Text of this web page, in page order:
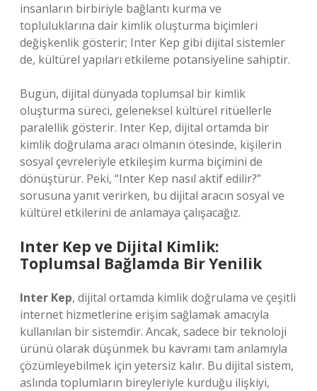
insanların birbiriyle bağlantı kurma ve
topluluklarına dair kimlik oluşturma biçimleri
değişkenlik gösterir; Inter Kep gibi dijital sistemler
de, kültürel yapıları etkileme potansiyeline sahiptir.
Bugün, dijital dünyada toplumsal bir kimlik
oluşturma süreci, geleneksel kültürel ritüellerle
paralellik gösterir. Inter Kep, dijital ortamda bir
kimlik doğrulama aracı olmanın ötesinde, kişilerin
sosyal çevreleriyle etkileşim kurma biçimini de
dönüştürür. Peki, “Inter Kep nasıl aktif edilir?”
sorusuna yanıt verirken, bu dijital aracın sosyal ve
kültürel etkilerini de anlamaya çalışacağız.
Inter Kep ve Dijital Kimlik:
Toplumsal Bağlamda Bir Yenilik
Inter Kep, dijital ortamda kimlik doğrulama ve çeşitli
internet hizmetlerine erişim sağlamak amacıyla
kullanılan bir sistemdir. Ancak, sadece bir teknoloji
ürünü olarak düşünmek bu kavramı tam anlamıyla
çözümleyebilmek için yetersiz kalır. Bu dijital sistem,
aslında toplumların bireyleriyle kurduğu ilişkiyi,